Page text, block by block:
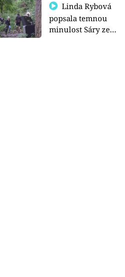
Linda Rybová
popsala temnou
minulost Sáry ze